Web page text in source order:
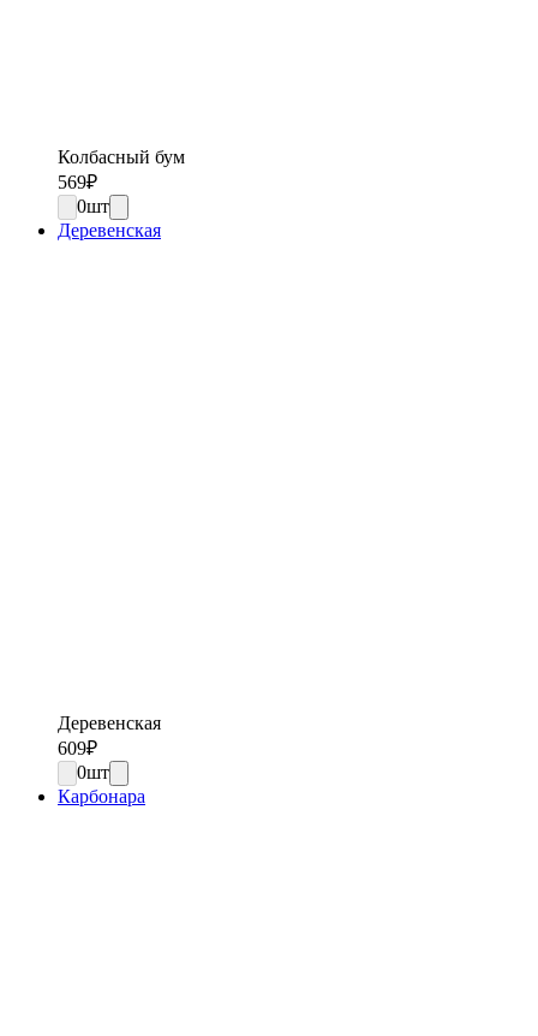
Колбасный бум
569₽
0шт
Деревенская
Деревенская
609₽
0шт
Карбонара